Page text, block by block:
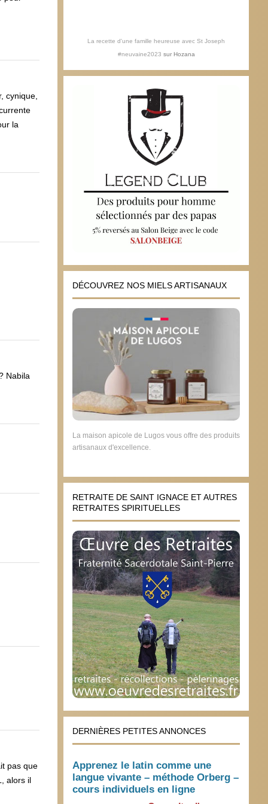
cynique,
la
Nabila
pas que
alors il
La recette d'une famille heureuse avec St Joseph
#neuvaine2023 sur Hozana
DÉCOUVREZ NOS MIELS ARTISANAUX
La maison apicole de Lugos vous offre des produits
artisanaux d'excellence.
RETRAITE DE SAINT IGNACE ET AUTRES
RETRAITES SPIRITUELLES
DERNIÈRES PETITES ANNONCES
Apprenez le latin comme une
langue vivante – méthode Orberg –
cours individuels en ligne